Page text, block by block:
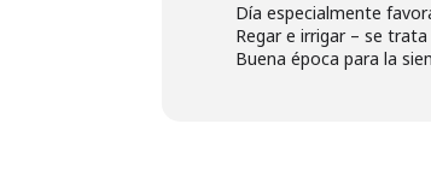
Día especialmente
Regar e irrigar – se
Buena época para la